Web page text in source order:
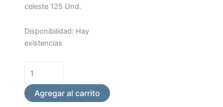
celeste 125 Und.
Disponibilidad: Hay
existencias
Servilletas
desech.celeste
45cm.
125
Und.
Agregar al carrito